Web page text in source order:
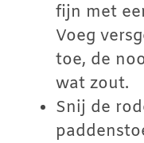
fijn met
Voeg
toe, de
wat zout.
Snij de